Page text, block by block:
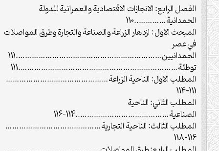
الفصل الرابع: الانجازات الاقتصادية والعمرانية للدولة
الحمدانية…………..110
المبحث الاول : ازدهار الزراعة والصناعة والتجارة وطرق المواصلات
في عصر
الحمدانيين……………………………………………………….111
توطئة…………………………………………………………….111
المطلب الاول: الناحية الزراعة………………………………………
111-114
المطلب الثاني: الناحية
الصناعية…………………………………..114-116
المطلب الثالث: الناحية التجارية……………………………………
116-118